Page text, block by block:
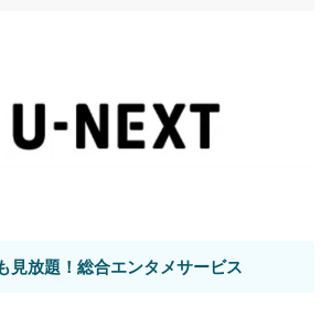
見放題！総合エンタメサービス